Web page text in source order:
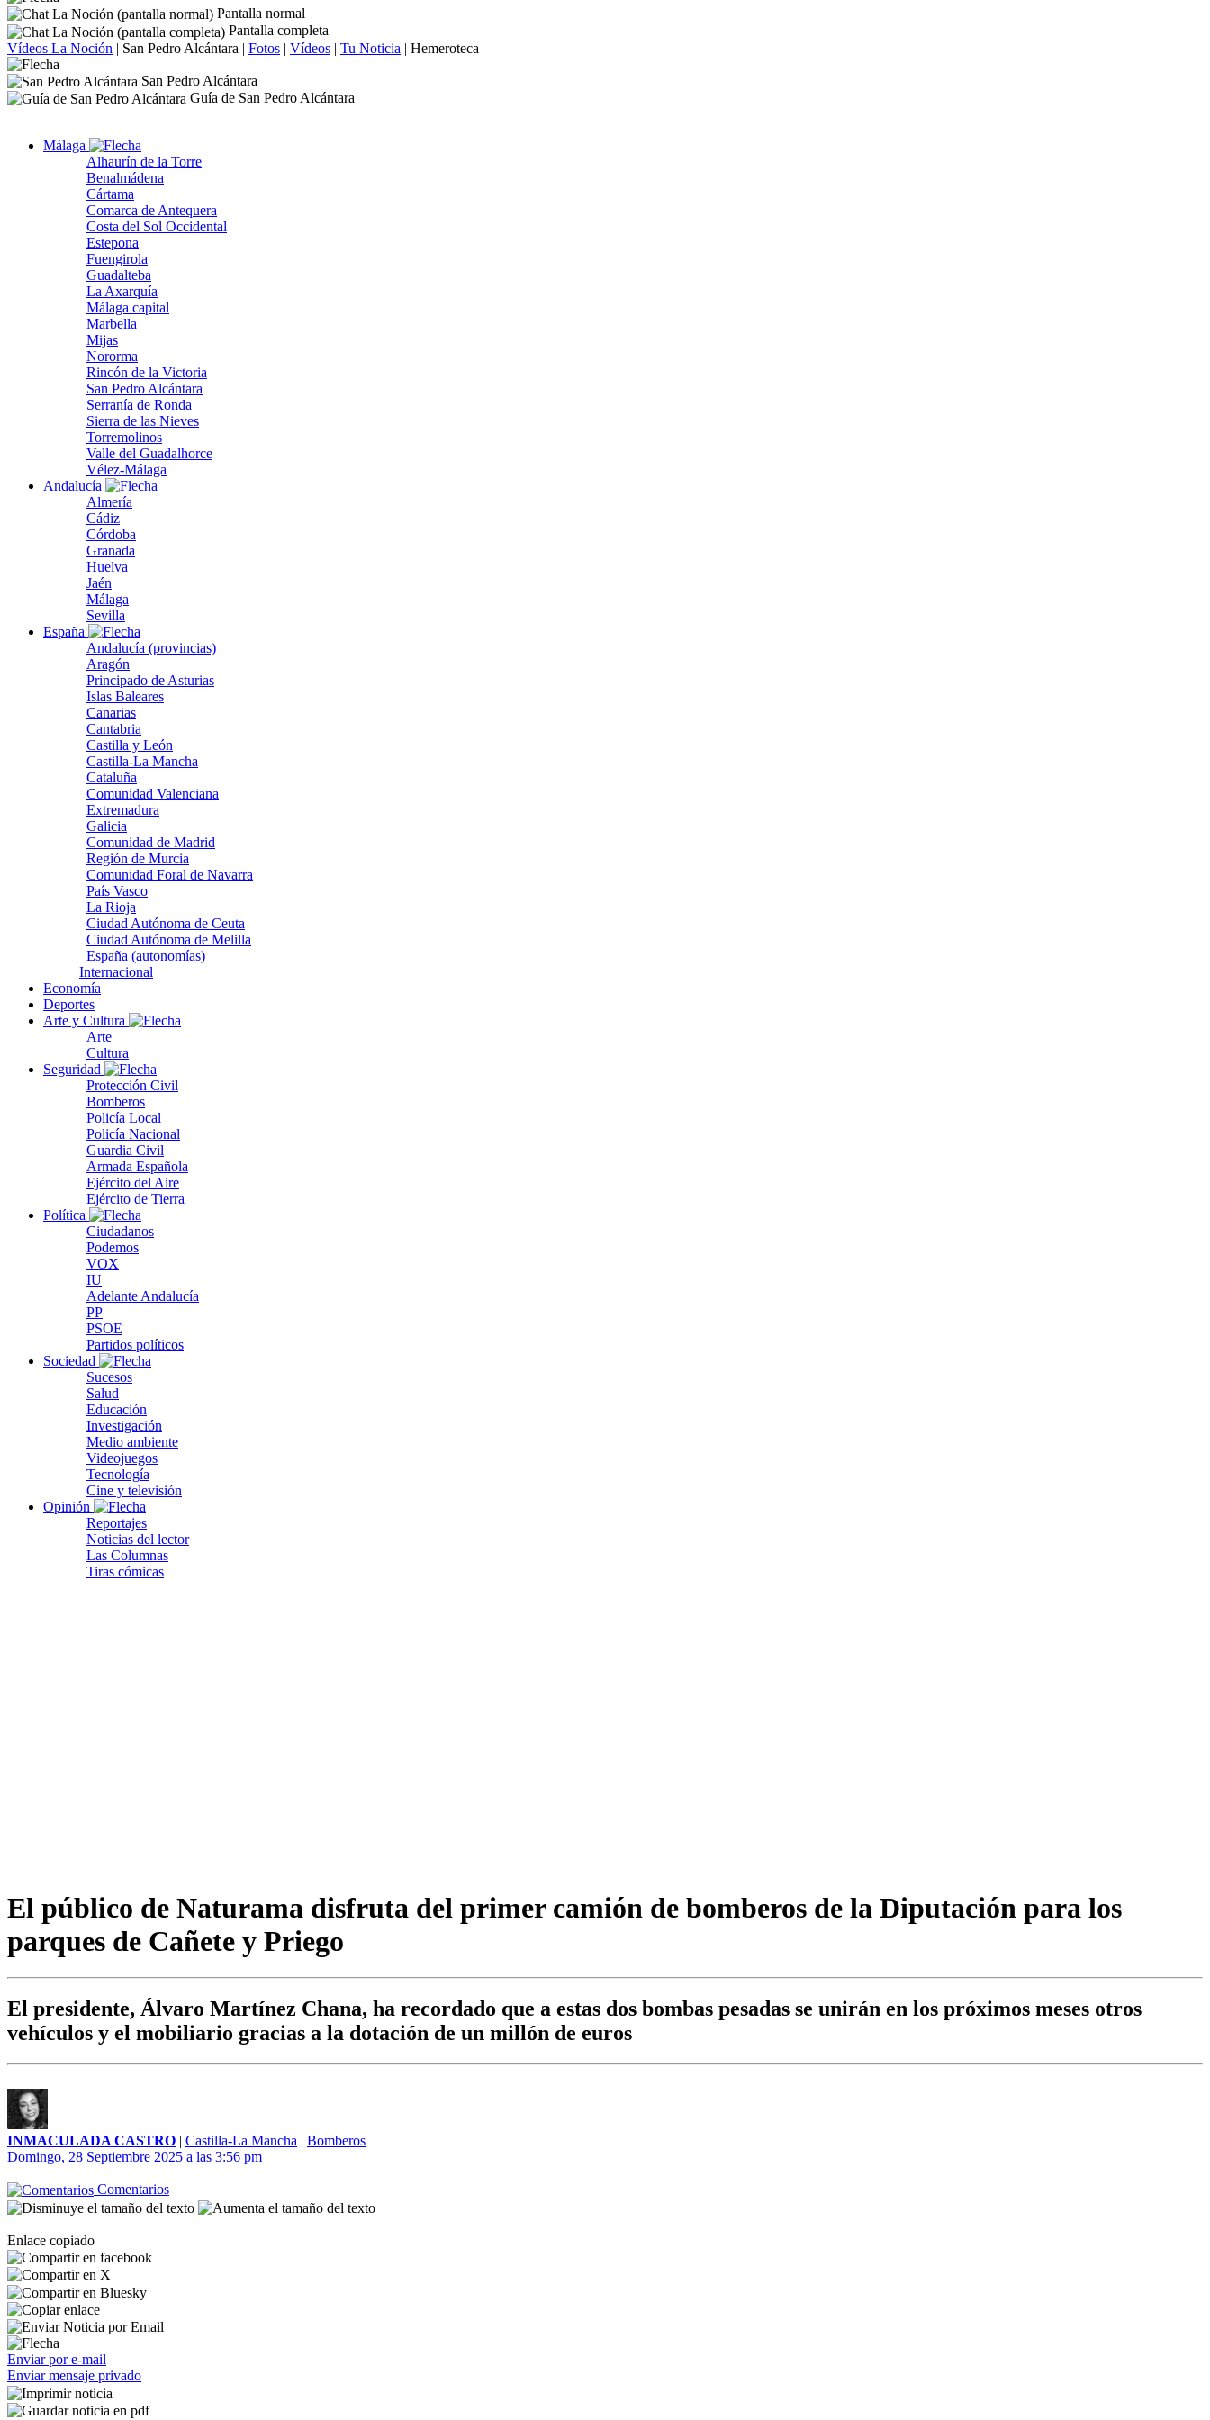
Pantalla normal
Pantalla completa
Vídeos La Noción | San Pedro Alcántara | Fotos | Vídeos | Tu Noticia | Hemeroteca
San Pedro Alcántara
Guía de San Pedro Alcántara
Málaga
Alhaurín de la Torre
Benalmádena
Cártama
Comarca de Antequera
Costa del Sol Occidental
Estepona
Fuengirola
Guadalteba
La Axarquía
Málaga capital
Marbella
Mijas
Nororma
Rincón de la Victoria
San Pedro Alcántara
Serranía de Ronda
Sierra de las Nieves
Torremolinos
Valle del Guadalhorce
Vélez-Málaga
Andalucía
Almería
Cádiz
Córdoba
Granada
Huelva
Jaén
Málaga
Sevilla
España
Andalucía (provincias)
Aragón
Principado de Asturias
Islas Baleares
Canarias
Cantabria
Castilla y León
Castilla-La Mancha
Cataluña
Comunidad Valenciana
Extremadura
Galicia
Comunidad de Madrid
Región de Murcia
Comunidad Foral de Navarra
País Vasco
La Rioja
Ciudad Autónoma de Ceuta
Ciudad Autónoma de Melilla
España (autonomías)
Internacional
Economía
Deportes
Arte y Cultura
Arte
Cultura
Seguridad
Protección Civil
Bomberos
Policía Local
Policía Nacional
Guardia Civil
Armada Española
Ejército del Aire
Ejército de Tierra
Política
Ciudadanos
Podemos
VOX
IU
Adelante Andalucía
PP
PSOE
Partidos políticos
Sociedad
Sucesos
Salud
Educación
Investigación
Medio ambiente
Videojuegos
Tecnología
Cine y televisión
Opinión
Reportajes
Noticias del lector
Las Columnas
Tiras cómicas
El público de Naturama disfruta del primer camión de bomberos de la Diputación para los
parques de Cañete y Priego
El presidente, Álvaro Martínez Chana, ha recordado que a estas dos bombas pesadas se unirán en los próximos meses otros
vehículos y el mobiliario gracias a la dotación de un millón de euros
INMACULADA CASTRO | Castilla-La Mancha | Bomberos
Domingo, 28 Septiembre 2025 a las 3:56 pm
Comentarios
Enlace copiado
Enviar por e-mail
Enviar mensaje privado